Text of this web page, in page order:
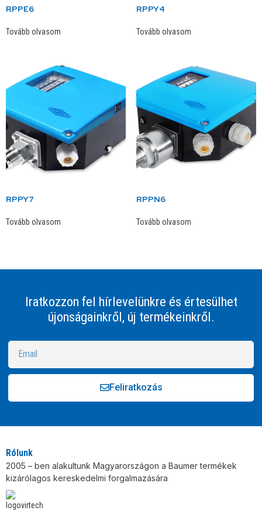
RPPE6
Tovább olvasom
RPPY4
Tovább olvasom
RPPY7
Tovább olvasom
RPPN6
Tovább olvasom
Iratkozzon fel hírlevelünkre és értesülhet
újonságainkről, új termékeinkről.
Feliratkozás
Rólunk
2005 – ben alakultunk Magyarországon a Baumer termékek
kizárólagos kereskedelmi forgalmazására